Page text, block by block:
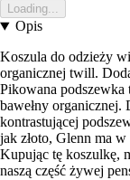
Loading...
Opis
Koszula do odzieży
organicznej twill.
Pikowana
bawełny organicznej.
kontrastującej
jak złoto, Glenn ma
Kupując tę koszulkę,
naszą część żywej